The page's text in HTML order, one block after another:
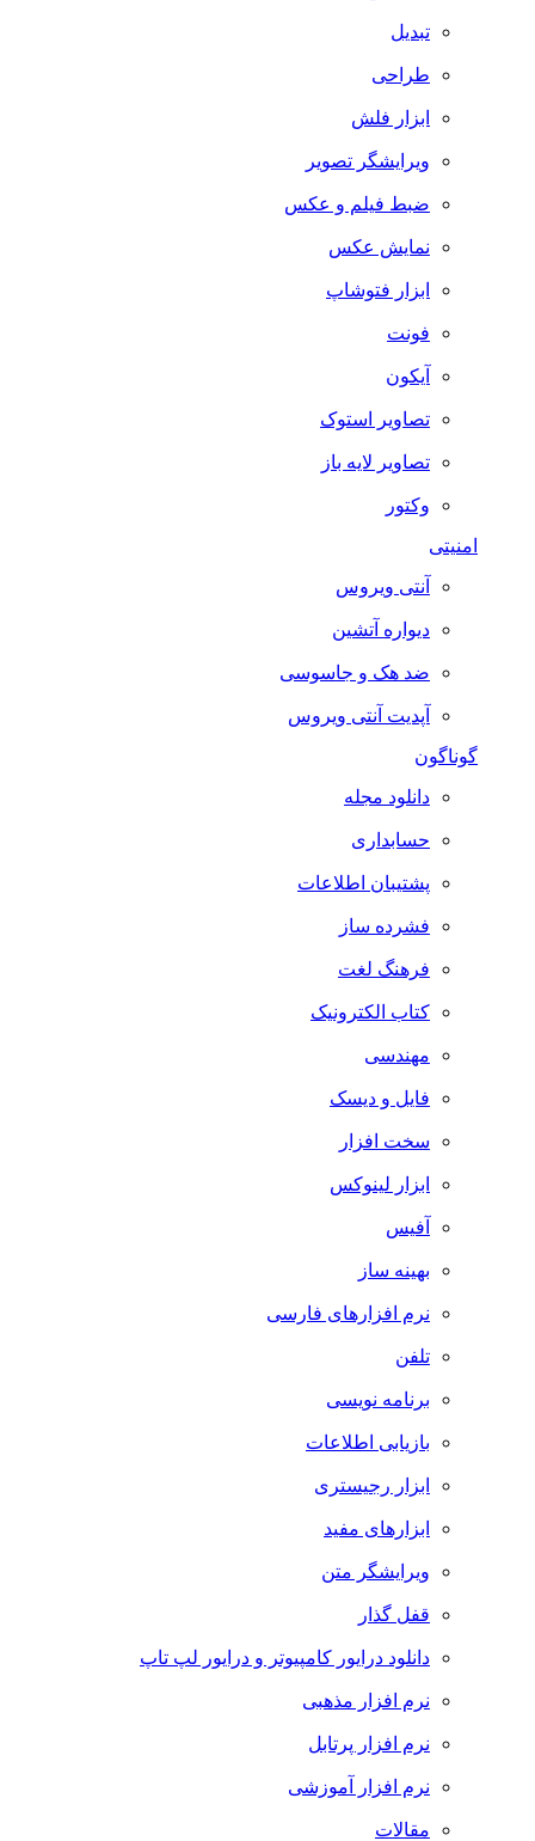
تبدیل
طراحی
ابزار فلش
ویرایشگر تصویر
ضبط فيلم و عكس
نمایش عکس
ابزار فتوشاپ
فونت
آیکون
تصاویر استوک
تصاویر لایه باز
وکتور
امنیتی
آنتی ویروس
دیواره آتشین
ضد هک و جاسوسی
آپدیت آنتی ویروس
گوناگون
دانلود مجله
حسابداری
پشتیبان اطلاعات
فشرده ساز
فرهنگ لغت
کتاب الکترونیک
مهندسی
فایل و دیسک
سخت افزار
ابزار لینوکس
آفیس
بهینه ساز
نرم افزارهای فارسی
تلفن
برنامه نویسی
بازیابی اطلاعات
ابزار رجیستری
ابزارهای مفید
ویرایشگر متن
قفل گذار
دانلود درایور کامپیوتر و درایور لپ تاپ
نرم افزار مذهبی
نرم افزار پرتابل
نرم افزار آموزشی
مقالات